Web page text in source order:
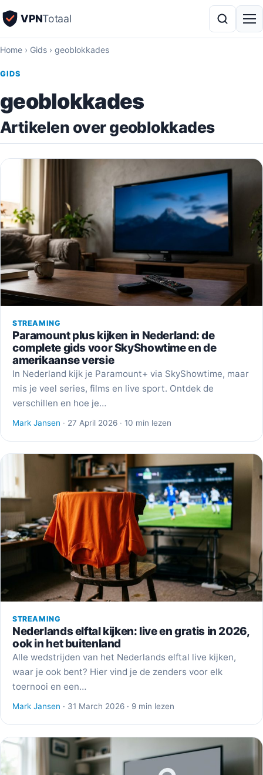
VPNTotaal
Home › Gids › geoblokkades
GIDS
geoblokkades
Artikelen over geoblokkades
STREAMING
Paramount plus kijken in Nederland: de
complete gids voor SkyShowtime en de
amerikaanse versie
In Nederland kijk je Paramount+ via SkyShowtime, maar
mis je veel series, films en live sport. Ontdek de
verschillen en hoe je…
Mark Jansen · 27 April 2026 · 10 min lezen
STREAMING
Nederlands elftal kijken: live en gratis in 2026,
ook in het buitenland
Alle wedstrijden van het Nederlands elftal live kijken,
waar je ook bent? Hier vind je de zenders voor elk
toernooi en een…
Mark Jansen · 31 March 2026 · 9 min lezen